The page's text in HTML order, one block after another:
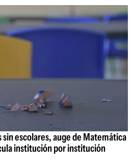
escolares, auge de Matemática
institución por institución